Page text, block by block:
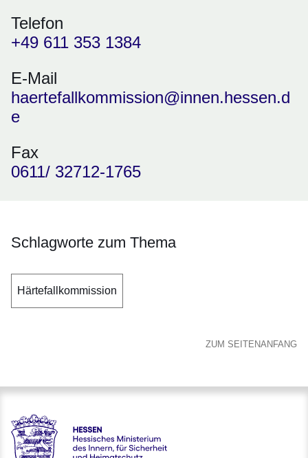
Telefon
+49 611 353 1384
E-Mail
haertefallkommission@innen.hessen.d
e
Fax
0611/ 32712-1765
Schlagworte zum Thema
Härtefallkommission
ZUM SEITENANFANG